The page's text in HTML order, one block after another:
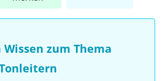
zum Thema